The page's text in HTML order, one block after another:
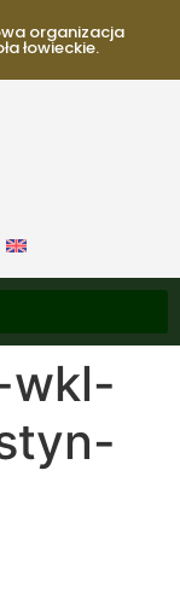
organizacja
łowieckie.
wkl-